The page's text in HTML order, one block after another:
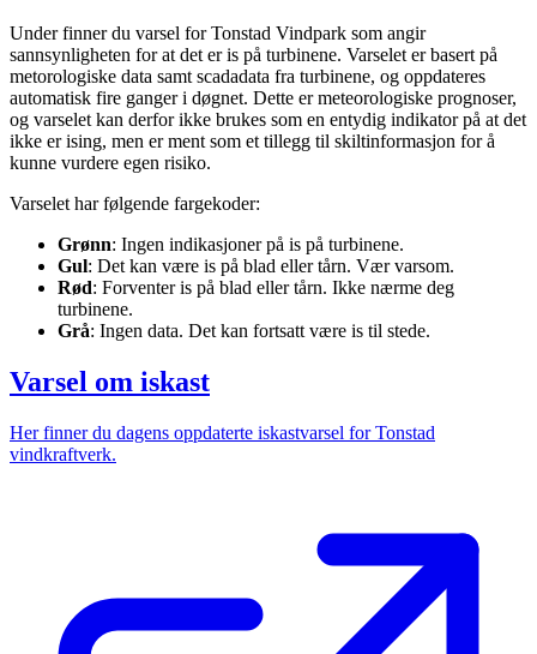
Under finner du varsel for Tonstad Vindpark som angir
sannsynligheten for at det er is på turbinene. Varselet er basert på
metorologiske data samt scadadata fra turbinene, og oppdateres
automatisk fire ganger i døgnet. Dette er meteorologiske prognoser,
og varselet kan derfor ikke brukes som en entydig indikator på at det
ikke er ising, men er ment som et tillegg til skiltinformasjon for å
kunne vurdere egen risiko.
Varselet har følgende fargekoder:
Grønn: Ingen indikasjoner på is på turbinene.
Gul: Det kan være is på blad eller tårn. Vær varsom.
Rød: Forventer is på blad eller tårn. Ikke nærme deg
turbinene.
Grå: Ingen data. Det kan fortsatt være is til stede.
Varsel om iskast
Her finner du dagens oppdaterte iskastvarsel for Tonstad
vindkraftverk.